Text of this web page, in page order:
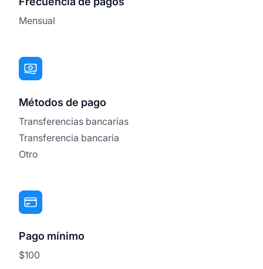
Mensual
Métodos de pago
Transferencias bancarias
Transferencia bancaria
Otro
Pago mínimo
$100